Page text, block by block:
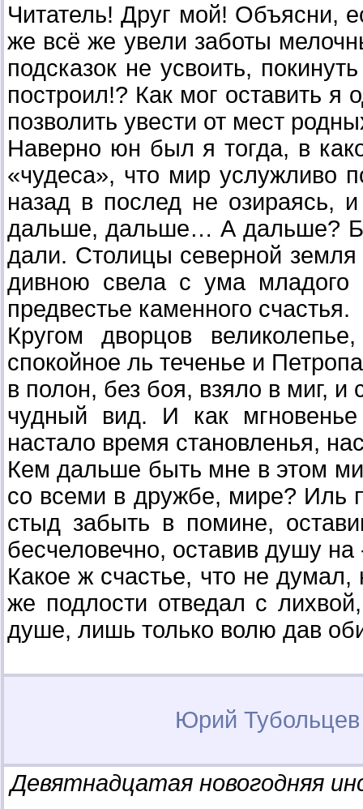
Читатель! Друг мой! Объясни,
же всё же увели заботы
подсказок не усвоить,
построил!? Как мог оставить я
позволить увести от мест
Наверно юн был я тогда, в
«чудеса», что мир услужливо
назад в послед не озираясь,
дальше, дальше… А дальше?
дали. Столицы северной
дивною свела с ума младого
предвестье каменного счастья.
Кругом дворцов
спокойное ль теченье и
в полон, без боя, взяло в миг,
чудный вид. И как
настало время становленья,
Кем дальше быть мне в этом
со всеми в дружбе, мире? Иль
стыд забыть в помине,
бесчеловечно, оставив душу на
Какое ж счастье, что не
же подлости отведал с
душе, лишь только волю дав
Юрий
Девятнадцатая новогодняя